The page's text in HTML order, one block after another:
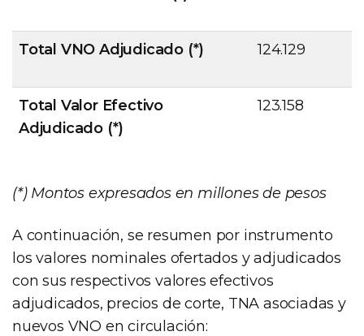
Total VNO Adjudicado (*) 124.129
Total Valor Efectivo
Adjudicado (*)
123.158
(*) Montos expresados en millones de pesos
A continuación, se resumen por instrumento
los valores nominales ofertados y adjudicados
con sus respectivos valores efectivos
adjudicados, precios de corte, TNA asociadas y
nuevos VNO en circulación: